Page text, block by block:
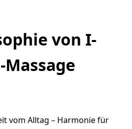
von I-
Massage
vom Alltag – Harmonie für